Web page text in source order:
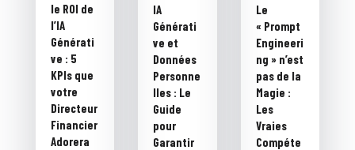
le ROI de
l’IA
Générati
ve : 5
KPIs que
votre
Directeur
Financier
Adorera
IA
Générati
ve et
Données
Personne
lles : Le
Guide
pour
Garantir
Le
« Prompt
Engineeri
ng » n’est
pas de la
Magie :
Les
Vraies
Compéte